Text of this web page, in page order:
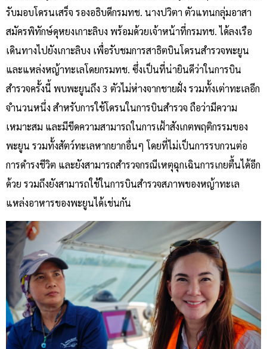
รับมอบโดรนเสร็จ รองอธิบดีกรมทช. นางปวิตา ตัวแทนกลุ่มอาสา
สมัครพิทักษ์ดุหยงเกาะลิบง พร้อมด้วยเจ้าหน้าที่กรมทช. ได้ลงเรือ
เดินทางไปยังเกาะลิบง เพื่อรับชมการสาธิตบินโดรนสำรวจพะยูน
และแหล่งหญ้าทะเลโดยกรมทช. ซึ่งเป็นที่น่ายินดีว่าในการบิน
สำรวจครั้งนี้ พบพะยูนถึง 3 ตัวไม่ห่างจากชายฝั่ง รวมทั้งเต่าทะเลอีก
จำนวนหนึ่ง สำหรับการใช้โดรนในการบินสำรวจ ถือว่ามีความ
เหมาะสม และมีขีดความสามารถในการเฝ้าสังเกตพฤติกรรมของ
พะยูน รวมทั้งสัตว์ทะเลหากยากอื่นๆ โดยที่ไม่เป็นการรบกวนต่อ
การดำรงชีวิต และยังสามารถสำรวจกรณีเหตุฉุกเฉินการเกยตื้นได้อีก
ด้วย รวมถึงยังสามารถใช้ในการบินสำรวจสภาพของหญ้าทะเล
แหล่งอาหารของพะยูนได้เช่นกัน